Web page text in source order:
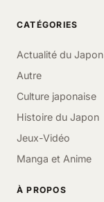
CATÉGORIES
Actualité du Japon
Autre
Culture japonaise
Histoire du Japon
Jeux-Vidéo
Manga et Anime
À PROPOS